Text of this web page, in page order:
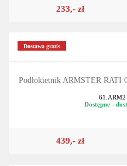
233,- zł
Dostawa gratis
Podłokietnik ARMSTER RATI
Dostępne -
439,- zł